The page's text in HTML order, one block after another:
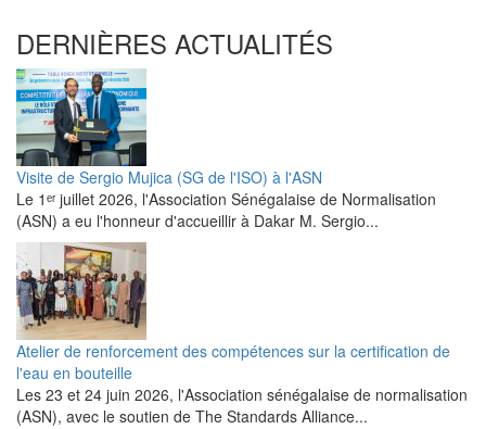
DERNIÈRES ACTUALITÉS
Visite de Sergio Mujica (SG de l'ISO) à l'ASN
Le 1ᵉʳ juillet 2026, l'Association Sénégalaise de Normalisation
(ASN) a eu l'honneur d'accueillir à Dakar M. Sergio...
Atelier de renforcement des compétences sur la certification de
l'eau en bouteille
Les 23 et 24 juin 2026, l'Association sénégalaise de normalisation
(ASN), avec le soutien de The Standards Alliance...